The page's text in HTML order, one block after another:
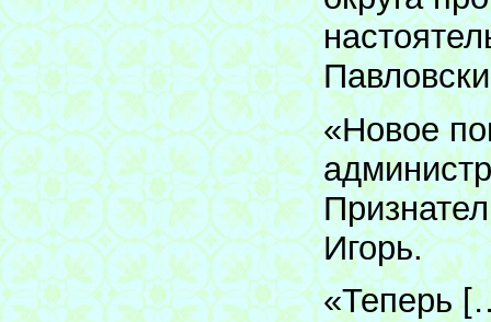
«Новое
Игорь.
«Теперь